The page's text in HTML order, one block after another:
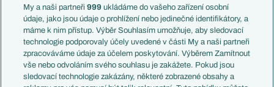
Témata
Představení týmů MS
EuroSkauting
PL v kostce
Evropské koeficienty
Přestupy
Přestupové spekulace
Francie
Itálie
Německo
Španělsko
Argentina
Brazílie
My a naši partneři999 ukládáme do vašeho zařízení osobní
údaje, jako jsou údaje o prohlížení nebo jedinečné identifikátory, a
máme k nim přístup. Výběr Souhlasím umožňuje, aby sledovací
technologie podporovaly účely uvedené v části My a naši partneři
zpracováváme údaje za účelem poskytování. Výběrem Zamítnout
vše nebo odvoláním svého souhlasu je zakážete. Pokud jsou
sledovací technologie zakázány, některé zobrazené obsahy a